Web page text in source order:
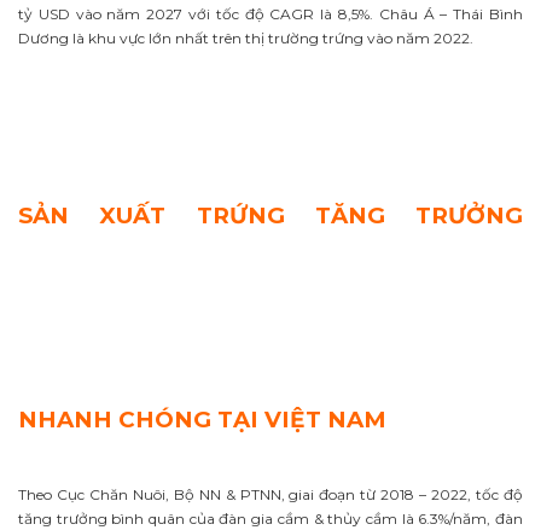
tỷ USD vào năm 2027 với tốc độ CAGR là 8,5%. Châu Á – Thái Bình
Dương là khu vực lớn nhất trên thị trường trứng vào năm 2022.
SẢN XUẤT TRỨNG TĂNG TRƯỞNG
NHANH CHÓNG TẠI VIỆT NAM
Theo Cục Chăn Nuôi, Bộ NN & PTNN, giai đoạn từ 2018 – 2022, tốc độ
tăng trưởng bình quân của đàn gia cầm & thủy cầm là 6.3%/năm, đàn